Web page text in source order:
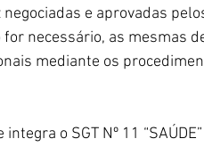
e aprovadas
necessário, as mesmas
mediante os
o SGT Nº 11